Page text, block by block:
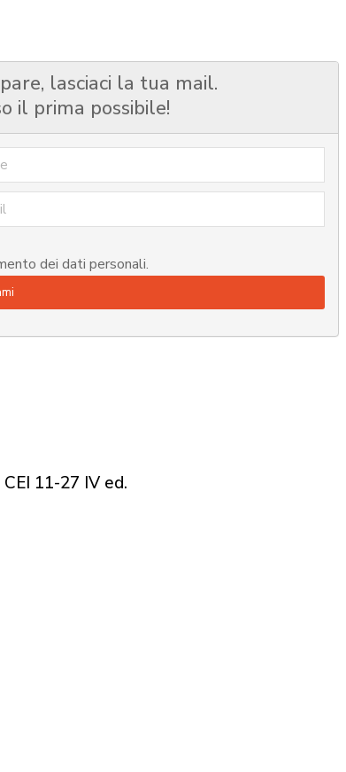
lasciaci la tua mail.
il prima possibile!
dei dati personali.
11-27 IV ed.